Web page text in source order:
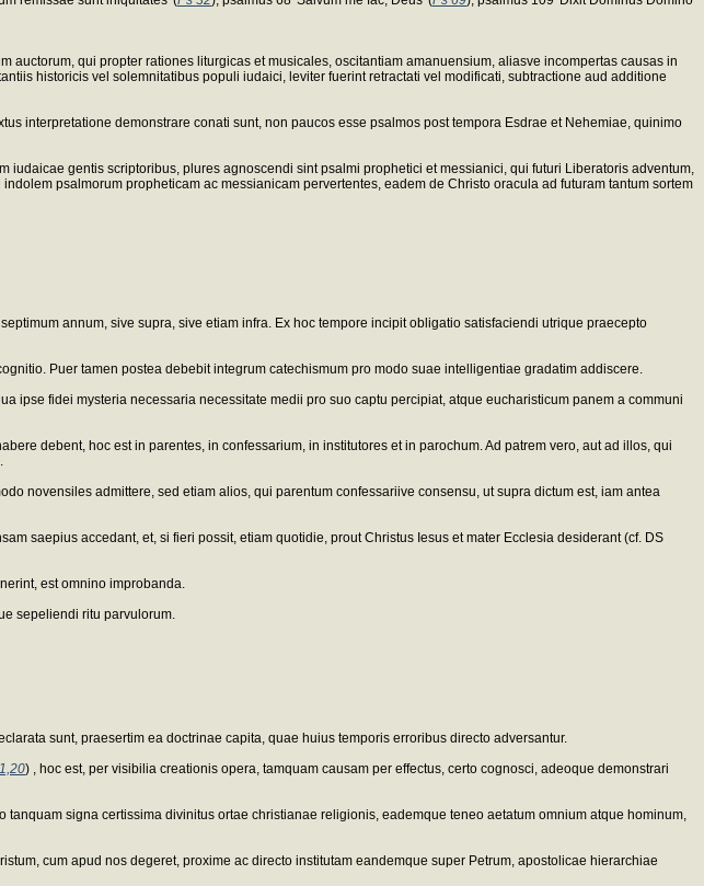
qui propter rationes liturgicas et musicales, oscitantiam amanuensium, aliasve incompertas causas in
historicis vel solemnitatibus populi iudaici, leviter fuerint retractati vel modificati, subtractione aud additione
interpretatione demonstrare conati sunt, non paucos esse psalmos post tempora Esdrae et Nehemiae, quinimo
gentis scriptoribus, plures agnoscendi sint psalmi prophetici et messianici, qui futuri Liberatoris adventum,
psalmorum propheticam ac messianicam pervertentes, eadem de Christo oracula ad futuram tantum sortem
annum, sive supra, sive etiam infra. Ex hoc tempore incipit obligatio satisfaciendi utrique praecepto
Puer tamen postea debebit integrum catechismum pro modo suae intelligentiae gradatim addiscere.
ipse fidei mysteria necessaria necessitate medii pro suo captu percipiat, atque eucharisticum panem a communi
debent, hoc est in parentes, in confessarium, in institutores et in parochum. Ad patrem vero, aut ad illos, qui
novensiles admittere, sed etiam alios, qui parentum confessariive consensu, ut supra dictum est, iam antea
saepius accedant, et, si fieri possit, etiam quotidie, prout Christus Iesus et mater Ecclesia desiderant (cf. DS
est omnino improbanda.
sepeliendi ritu parvulorum.
sunt, praesertim ea doctrinae capita, quae huius temporis erroribus directo adversantur.
) , hoc est, per visibilia creationis opera, tamquam causam per effectus, certo cognosci, adeoque demonstrari
signa certissima divinitus ortae christianae religionis, eademque teneo aetatum omnium atque hominum,
cum apud nos degeret, proxime ac directo institutam eandemque super Petrum, apostolicae hierarchiae